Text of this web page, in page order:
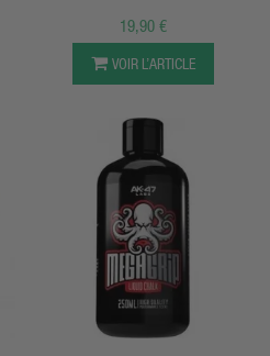
Graisse Abdominale
19,90 €
VOIR L’ARTICLE